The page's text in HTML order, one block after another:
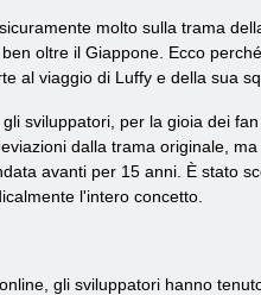
molto sulla trama
oltre il Giappone. Ecco
al viaggio di Luffy e della sua
sviluppatori, per la gioia dei
dalla trama originale,
avanti per 15 anni. È stato
l'intero concetto.
gli sviluppatori hanno